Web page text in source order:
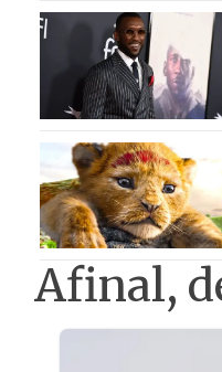
Afinal,